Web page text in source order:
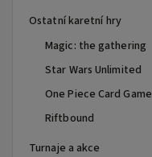
Ostatní karetní hry
Magic: the gathering
Star Wars Unlimited
One Piece Card Game
Riftbound
Turnaje a akce